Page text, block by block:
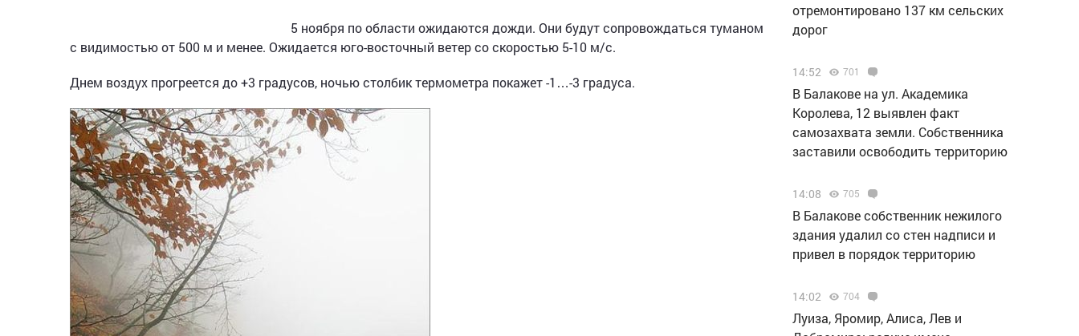
5 ноября по области ожидаются дожди. Они будут сопровождаться туманом
с видимостью от 500 м и менее. Ожидается юго-восточный ветер со скоростью 5-10 м/с.
Днем воздух прогреется до +3 градусов, ночью столбик термометра покажет -1…-3 градуса.
отремонтировано 137 км сельских
дорог
14:52 701
В Балакове на ул. Академика
Королева, 12 выявлен факт
самозахвата земли. Собственника
заставили освободить территорию
14:08 705
В Балакове собственник нежилого
здания удалил со стен надписи и
привел в порядок территорию
14:02 704
Луиза, Яромир, Алиса, Лев и